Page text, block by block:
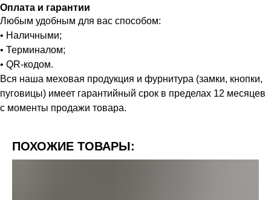
Оплата и гарантии
Любым удобным для вас способом:
• Наличными;
• Терминалом;
• QR-кодом.
Вся наша меховая продукция и фурнитура (замки, кнопки,
пуговицы) имеет гарантийный срок в пределах 12 месяцев
с моменты продажи товара.
ПОХОЖИЕ ТОВАРЫ: